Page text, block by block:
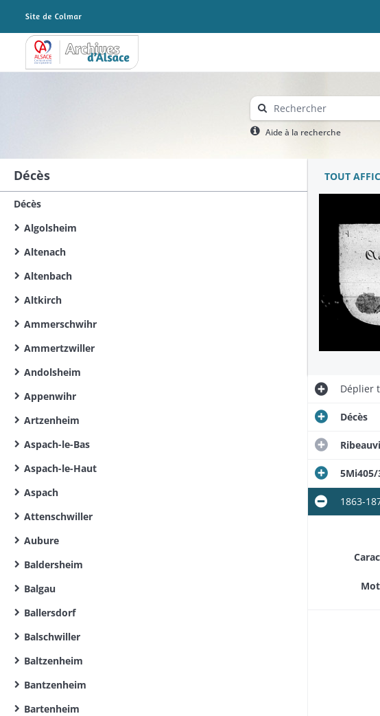
Archives Alsace - Colmar
Aide à la recherche
Décès
Décès
Algolsheim
Altenach
Altenbach
Altkirch
Ammerschwihr
Ammertzwiller
Andolsheim
Appenwihr
Artzenheim
Aspach-le-Bas
Aspach-le-Haut
Aspach
Attenschwiller
Aubure
Baldersheim
Balgau
Ballersdorf
Balschwiller
Baltzenheim
Bantzenheim
Bartenheim
TOUT
Déplier
Décès
5Mi405/
1863-